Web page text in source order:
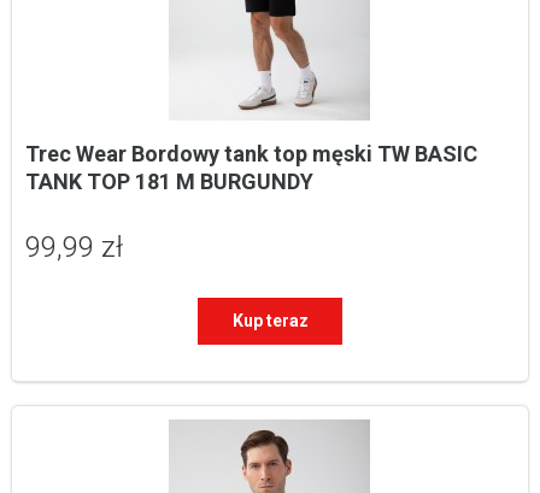
Trec Wear Bordowy tank top męski TW BASIC
TANK TOP 181 M BURGUNDY
99,99 zł
Kup teraz